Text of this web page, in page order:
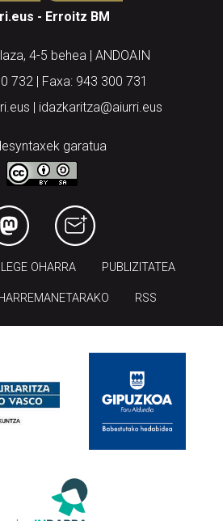
- Erroitz BM
4-5 behea | ANDOAIN
732 | Faxa: 943 300 731
| idazkaritza@aiurri.eus
garatua
LEGE OHARRA PUBLIZITATEA
RSS